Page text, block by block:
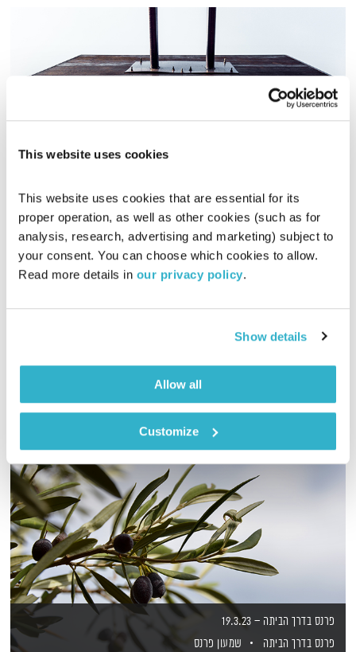
This website uses cookies
This website uses cookies that are essential for its
proper operation, as well as other cookies (such as for
analysis, research, advertising and marketing) subject to
your consent. You can choose which cookies to allow.
Read more details in our privacy policy.
Show details
Allow all
Customize
הגשמה בדרך שלי
ערן אולניק
15.07.18
00:58:40
ערן אולייניק בשיחה עם קרן כהן, מורה רוחנית ומנטורית עסקית –
אודיו
פרנס בדרך הביתה – 19.3.23
פרנס בדרך הביתה
שמעון פרנס